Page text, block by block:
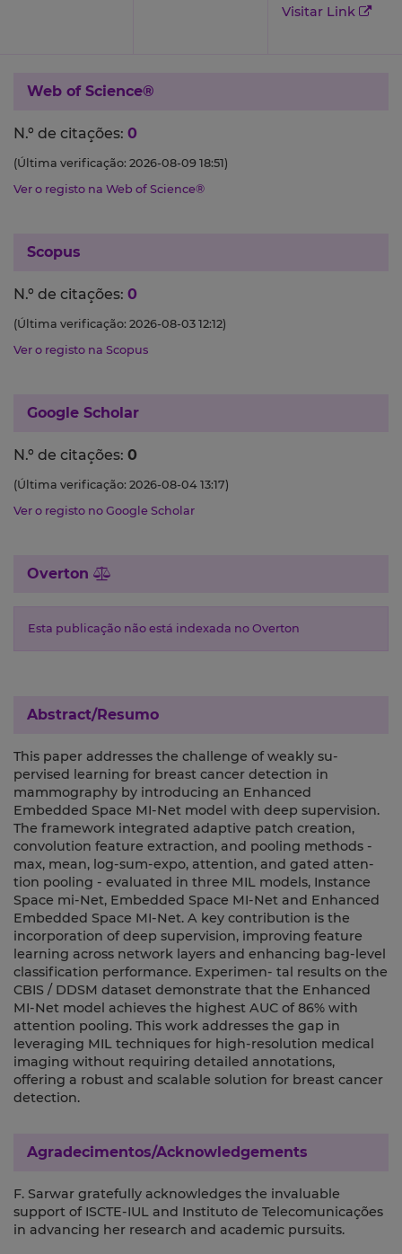
Visitar Link
Web of Science®
N.º de citações: 0
(Última verificação: 2026-08-09 18:51)
Ver o registo na Web of Science®
Scopus
N.º de citações: 0
(Última verificação: 2026-08-03 12:12)
Ver o registo na Scopus
Google Scholar
N.º de citações: 0
(Última verificação: 2026-08-04 13:17)
Ver o registo no Google Scholar
Overton
Esta publicação não está indexada no Overton
Abstract/Resumo
This paper addresses the challenge of weakly su-
pervised learning for breast cancer detection in
mammography by introducing an Enhanced
Embedded Space MI-Net model with deep supervision.
The framework integrated adaptive patch creation,
convolution feature extraction, and pooling methods -
max, mean, log-sum-expo, attention, and gated atten-
tion pooling - evaluated in three MIL models, Instance
Space mi-Net, Embedded Space MI-Net and Enhanced
Embedded Space MI-Net. A key contribution is the
incorporation of deep supervision, improving feature
learning across network layers and enhancing bag-level
classification performance. Experimen- tal results on the
CBIS / DDSM dataset demonstrate that the Enhanced
MI-Net model achieves the highest AUC of 86% with
attention pooling. This work addresses the gap in
leveraging MIL techniques for high-resolution medical
imaging without requiring detailed annotations,
offering a robust and scalable solution for breast cancer
detection.
Agradecimentos/Acknowledgements
F. Sarwar gratefully acknowledges the invaluable
support of ISCTE-IUL and Instituto de Telecomunicações
in advancing her research and academic pursuits.